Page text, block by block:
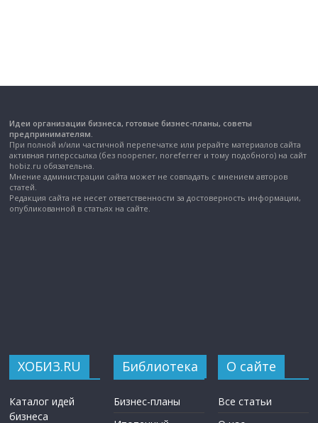
Идеи организации бизнеса, готовые бизнес-планы, советы
предпринимателям.
При полной и/или частичной перепечатке или рерайте материалов сайта
активная гиперссылка (без noopener, noreferrer и тому подобного) на сайт
hobiz.ru обязательна.
Мнение администрации сайта может не совпадать с мнением авторов
статей.
Редакция сайта не несет ответственности за достоверность информации,
опубликованной в статьях на сайте.
ХОБИЗ.RU
Каталог идей
бизнеса
Библиотека
Бизнес-планы
О сайте
Все статьи